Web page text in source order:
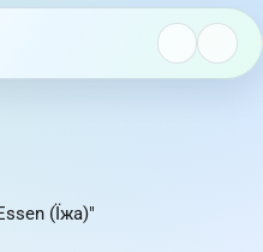
(Їжа)"